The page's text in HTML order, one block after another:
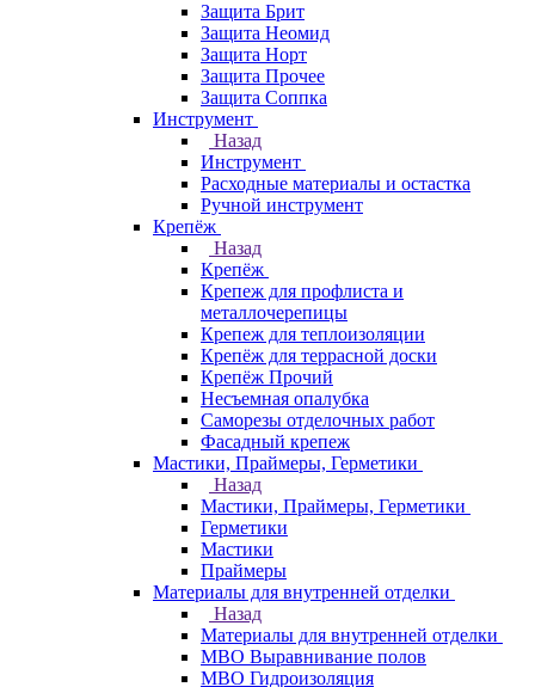
Защита Брит
Защита Неомид
Защита Норт
Защита Прочее
Защита Соппка
Инструмент
Назад
Инструмент
Расходные материалы и остастка
Ручной инструмент
Крепёж
Назад
Крепёж
Крепеж для профлиста и
металлочерепицы
Крепеж для теплоизоляции
Крепёж для террасной доски
Крепёж Прочий
Несъемная опалубка
Саморезы отделочных работ
Фасадный крепеж
Мастики, Праймеры, Герметики
Назад
Мастики, Праймеры, Герметики
Герметики
Мастики
Праймеры
Материалы для внутренней отделки
Назад
Материалы для внутренней отделки
МВО Выравнивание полов
МВО Гидроизоляция